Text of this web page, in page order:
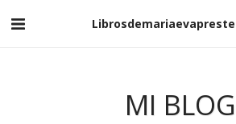
MI BLOG